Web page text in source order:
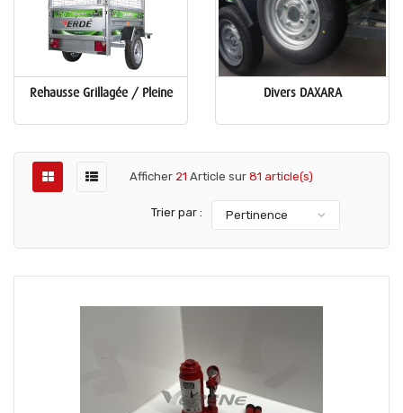
Rehausse Grillagée / Pleine Divers DAXARA
Afficher 21 Article sur 81 article(s)
Trier par : Pertinence